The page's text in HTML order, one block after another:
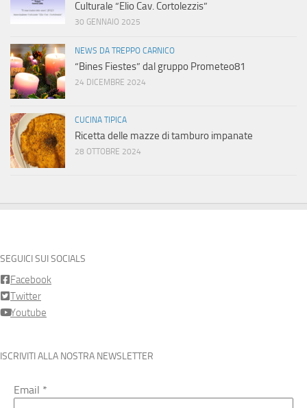
Culturale “Elio Cav. Cortolezzis”
30 GENNAIO 2025
NEWS DA TREPPO CARNICO
“Bines Fiestes” dal gruppo Prometeo81
24 DICEMBRE 2024
CUCINA TIPICA
Ricetta delle mazze di tamburo impanate
28 OTTOBRE 2024
SEGUICI SUI SOCIALS
Facebook
Twitter
Youtube
ISCRIVITI ALLA NOSTRA NEWSLETTER
Email *